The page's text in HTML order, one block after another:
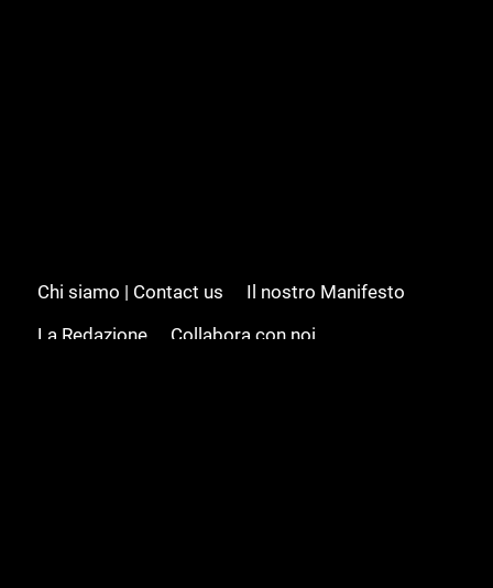
Chi siamo | Contact us
Il nostro Manifesto
La Redazione
Collabora con noi